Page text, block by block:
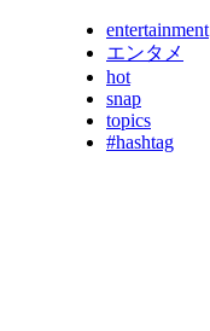
entertainment
エンタメ
hot
snap
topics
#hashtag